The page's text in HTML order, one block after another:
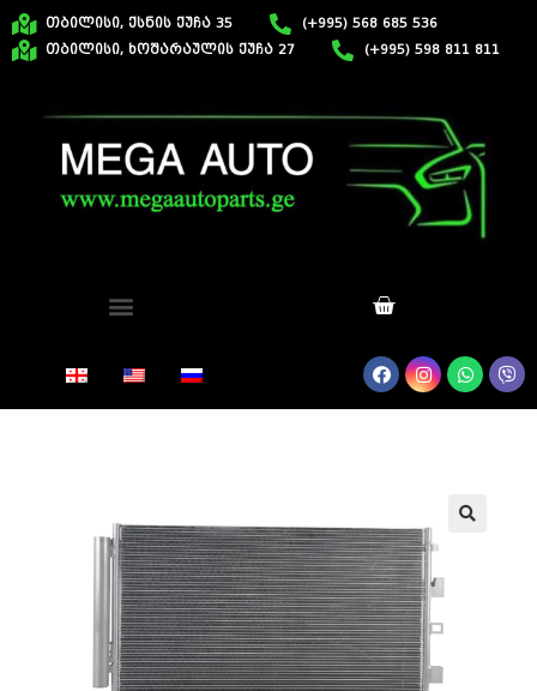
თბილისი, ქსნის ქუჩა 35
(+995) 568 685 536
თბილისი, ხოშარაულის ქუჩა 27
(+995) 598 811 811